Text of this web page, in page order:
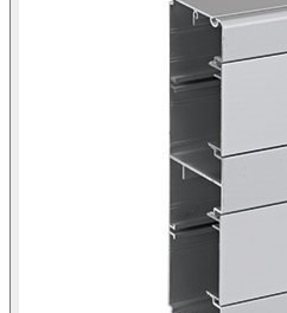
Vista isométrica de la canal